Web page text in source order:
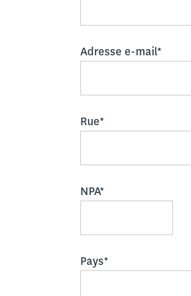
Adresse e-mail*
Rue*
NPA*
Pays*